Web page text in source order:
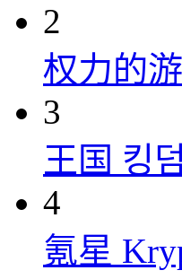
2
权力的
3
王国 킹
4
氪星